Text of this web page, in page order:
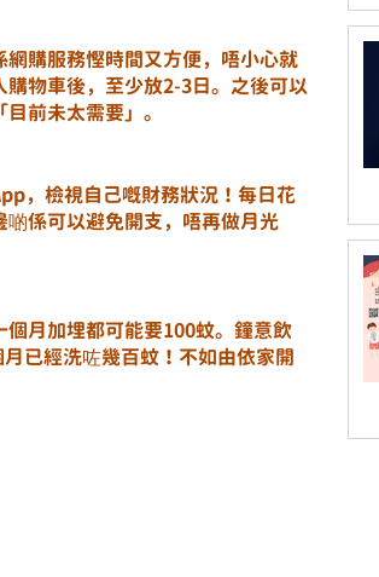
購服務慳時間又方便，唔小心就
物車後，至少放2-3日。之後可以
前未太需要」。
，檢視自己嘅財務狀況！每日花
係可以避免開支，唔再做月光
月加埋都可能要100蚊。鐘意飲
已經洗咗幾百蚊！不如由依家開